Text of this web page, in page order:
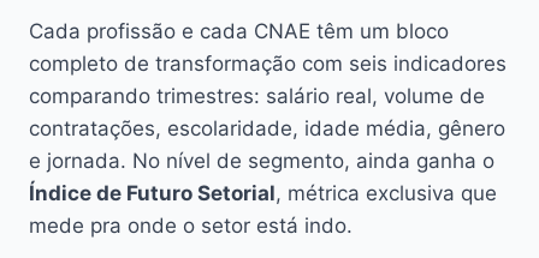
Cada profissão e cada CNAE têm um bloco
completo de transformação com seis indicadores
comparando trimestres: salário real, volume de
contratações, escolaridade, idade média, gênero
e jornada. No nível de segmento, ainda ganha o
Índice de Futuro Setorial, métrica exclusiva que
mede pra onde o setor está indo.